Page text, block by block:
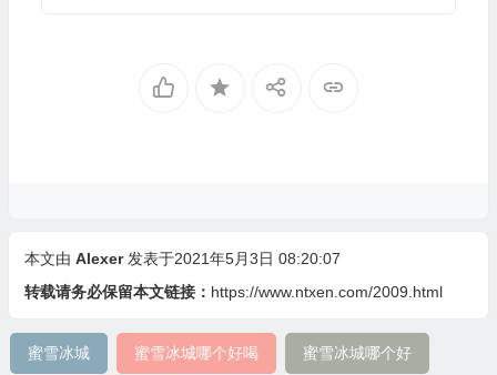
本文由 Alexer 发表于2021年5月3日 08:20:07
转载请务必保留本文链接： https://www.ntxen.com/2009.html
蜜雪冰城 蜜雪冰城哪个好喝 蜜雪冰城哪个好